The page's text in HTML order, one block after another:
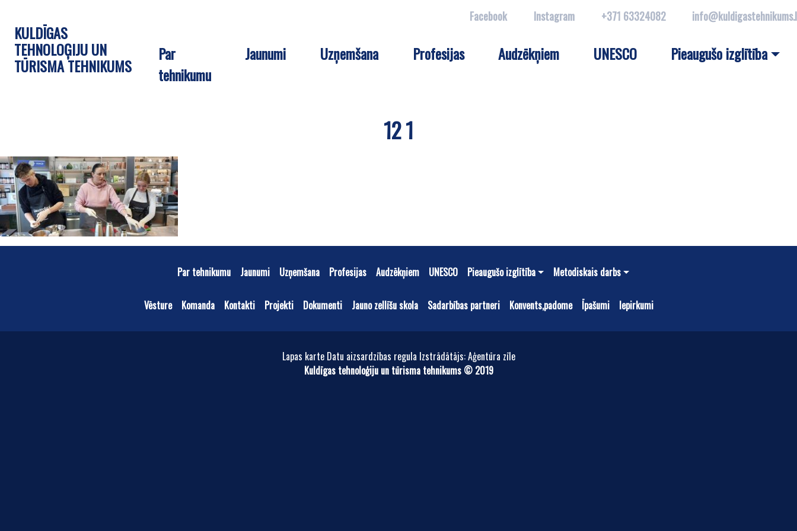
KULDĪGAS
TEHNOLOĢIJU UN
TŪRISMA TEHNIKUMS
Facebook Instagram +371 63324082
Par
tehnikumu
Jaunumi Uzņemšana Profesijas Audzēkņiem UNESCO Pieaugušo izglītība
12 1
Par tehnikumu Jaunumi Uzņemšana Profesijas Audzēkņiem UNESCO Pieaugušo izglītība Metodiskais darbs
Vēsture Komanda Kontakti Projekti Dokumenti Jauno zellīšu skola Sadarbības partneri Konvents,padome Īpašumi Iepirkumi
Lapas karte Datu aizsardzības regula Izstrādātājs: Aģentūra zīle
Kuldīgas tehnoloģiju un tūrisma tehnikums © 2019